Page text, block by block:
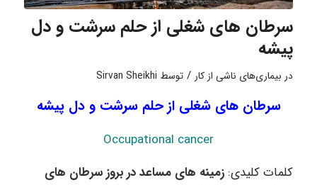
سرطان های شغلی از حلم سرشت و دل
پیشه
در بیماری‌های ناشی از کار / توسط Sirvan Sheikhi
سرطان های شغلی از حلم سرشت و دل پیشه
Occupational cancer
کلمات کلیدی: زمینه های مساعد در بروز سرطان های